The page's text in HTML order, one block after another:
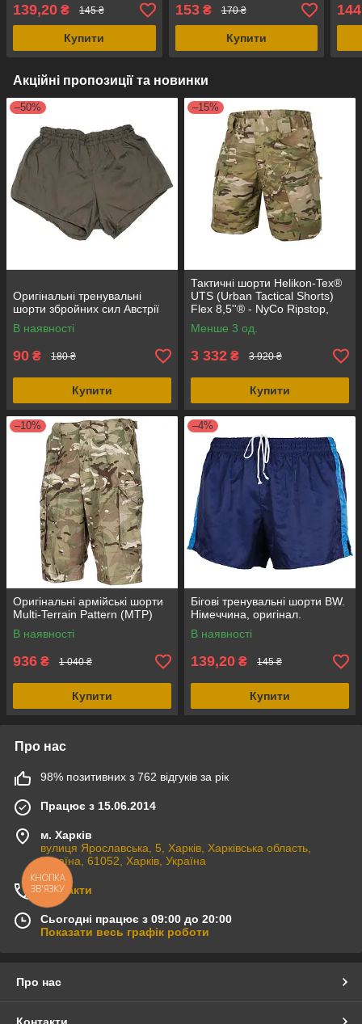
139,20 ₴ 145 ₴
Купити
153₴ 170 ₴
Купити
144
Акційні пропозиції та новинки
–50%
Оригінальні тренувальні
шорти збройних сил Австрії
В наявності
90 ₴ 180 ₴
Купити
–15%
Тактичні шорти Helikon-Tex®
UTS (Urban Tactical Shorts)
Flex 8,5''® - NyCo Ripstop,
Multicam
Менше 3 од.
3 332 ₴ 3 920 ₴
Купити
–10%
Оригінальні армійські шорти
Multi-Terrain Pattern (МТР)
В наявності
936 ₴ 1 040 ₴
Купити
–4%
Бігові тренувальні шорти BW.
Німеччина, оригінал.
В наявності
139,20 ₴ 145 ₴
Купити
Про нас
98% позитивних з 762 відгуків за рік
Працює з 15.06.2014
м. Харків
вулиця Ярославська, 5, Харків, Харківська область,
Україна, 61052, Харків, Україна
Контакти
Сьогодні працює з 09:00 до 20:00
Показати весь графік роботи
Про нас
КНОПКА
ЗВ'ЯЗКУ